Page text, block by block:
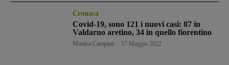
Cronaca
Covid-19, sono 121 i nuovi casi: 87 in
Valdarno aretino, 34 in quello fiorentino
Monica Campani 17 Maggio 2022